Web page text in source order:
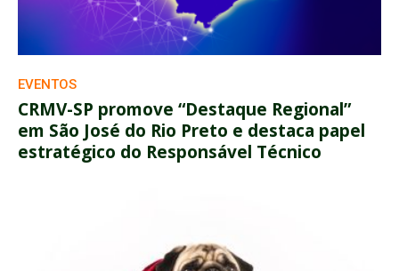
EVENTOS
CRMV-SP promove “Destaque Regional”
em São José do Rio Preto e destaca papel
estratégico do Responsável Técnico